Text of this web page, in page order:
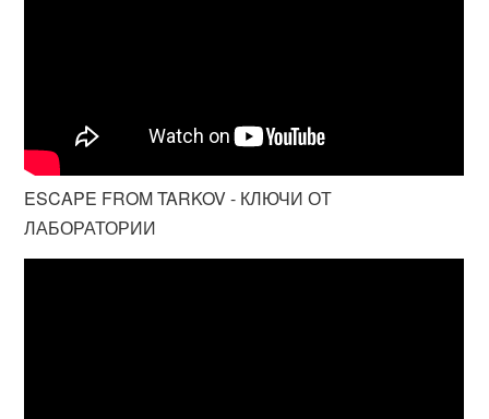
ESCAPE FROM TARKOV - КЛЮЧИ ОТ
ЛАБОРАТОРИИ